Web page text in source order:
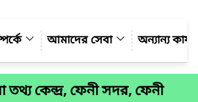
আমাদের সেবা অন্যান্য
কেন্দ্র, ফেনী সদর, ফেনী